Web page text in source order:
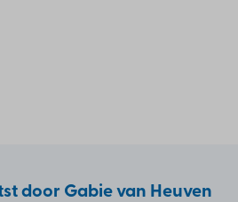
door Gabie van Heuven